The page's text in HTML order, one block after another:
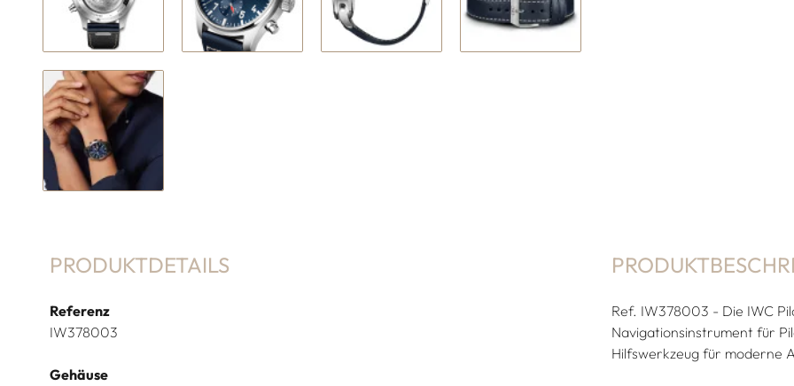
PRODUKTDETAILS
Referenz
IW378003
Gehäuse
Ref. IW378003 - Die IWC
Navigationsinstrument für
Hilfswerkzeug für moderne